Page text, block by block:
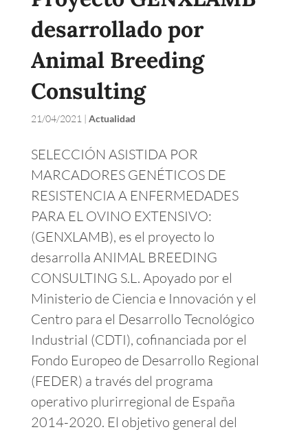
desarrollado por
Animal Breeding
Consulting
21/04/2021 | Actualidad
SELECCIÓN ASISTIDA POR
MARCADORES GENÉTICOS DE
RESISTENCIA A ENFERMEDADES
PARA EL OVINO EXTENSIVO:
(GENXLAMB), es el proyecto lo
desarrolla ANIMAL BREEDING
CONSULTING S.L. Apoyado por el
Ministerio de Ciencia e Innovación y el
Centro para el Desarrollo Tecnológico
Industrial (CDTI), cofinanciada por el
Fondo Europeo de Desarrollo Regional
(FEDER) a través del programa
operativo plurirregional de España
2014-2020. El objetivo general del